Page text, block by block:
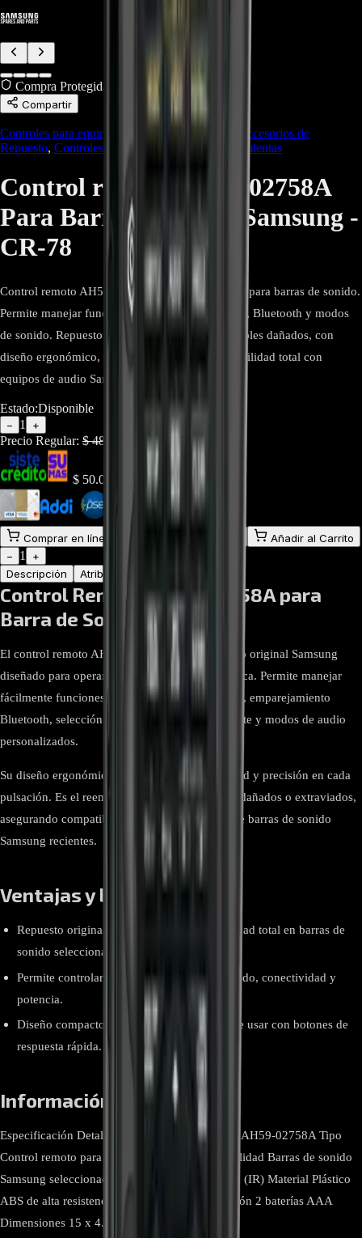
Compra Protegida
Compartir
Controles para equipos de sonido
Accesorios de
Repuesto, Controles Remotos Repuestos/Herramientas
Control remoto AH59-02758A
Para Barra de sonido Samsung -
CR-78
Control remoto AH59-02758A original Samsung para barras de sonido.
Permite manejar funciones de volumen, potencia, Bluetooth y modos
de sonido. Repuesto ideal para reemplazar controles dañados, con
diseño ergonómico, botones precisos y compatibilidad total con
equipos de audio Samsung.
Estado:Disponible
− 1 +
Precio Regular: $48.000
$ 50.000
45.000
Comprar en línea
Añadir al Carrito
−
1
+
Descripción
Atributos
Control Remoto AH59-02758A para
Barra de Sonido Samsung
El control remoto AH59-02758A es un accesorio original Samsung
diseñado para operar barras de sonido de la marca. Permite manejar
fácilmente funciones como volumen, encendido, emparejamiento
Bluetooth, selección de fuente, sonido envolvente y modos de audio
personalizados.
Su diseño ergonómico y ligero ofrece comodidad y precisión en cada
pulsación. Es el reemplazo ideal para controles dañados o extraviados,
asegurando compatibilidad total con modelos de barras de sonido
Samsung recientes.
Ventajas y beneficios
Repuesto original Samsung con compatibilidad total en barras de
sonido seleccionadas.
Permite controlar todas las funciones de sonido, conectividad y
potencia.
Diseño compacto, ligero y resistente, fácil de usar con botones de
respuesta rápida.
Información relevante
Especificación Detalle Marca Samsung Modelo AH59-02758A Tipo
Control remoto para barra de sonido Compatibilidad Barras de sonido
Samsung seleccionadas Conectividad Infrarrojo (IR) Material Plástico
ABS de alta resistencia Color Negro Alimentación 2 baterías AAA
Dimensiones 15 x 4.5 x 2.3 cm